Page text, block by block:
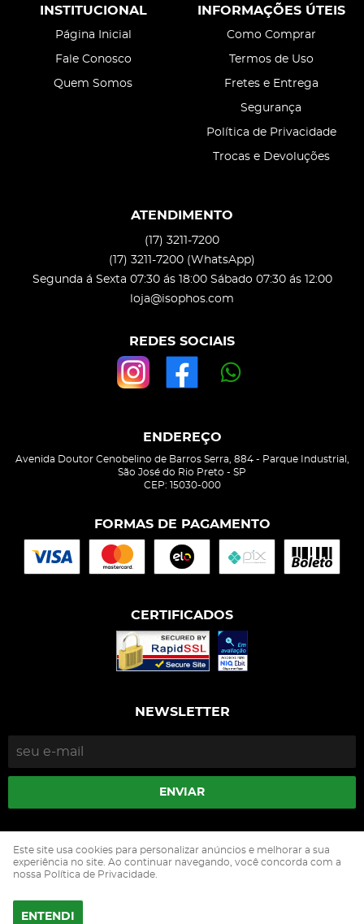
INSTITUCIONAL
Página Inicial
Fale Conosco
Quem Somos
INFORMAÇÕES ÚTEIS
Como Comprar
Termos de Uso
Fretes e Entrega
Segurança
Política de Privacidade
Trocas e Devoluções
ATENDIMENTO
(17) 3211-7200
(17) 3211-7200 (WhatsApp)
Segunda á Sexta 07:30 ás 18:00 Sábado 07:30 ás 12:00
loja@isophos.com
REDES SOCIAIS
ENDEREÇO
Avenida Doutor Cenobelino de Barros Serra, 884- Parque Industrial,
São José do Rio Preto - SP
CEP: 15030-000
FORMAS DE PAGAMENTO
CERTIFICADOS
NEWSLETTER
ENVIAR
CNPJ: 05.500.229/0002-90
Este site usa cookies para personalizar anúncios e melhorar a sua
experiência no site. Ao continuar navegando, você concorda com a
nossa Política de Privacidade.
ENTENDI